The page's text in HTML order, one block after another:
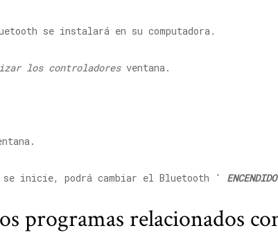
se instalará en su computadora.
los controladoresventana.
se inicie, podrá cambiar el Bluetooth '
programas relacionados